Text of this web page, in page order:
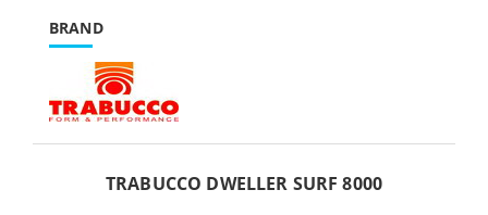
BRAND
TRABUCCO DWELLER SURF 8000